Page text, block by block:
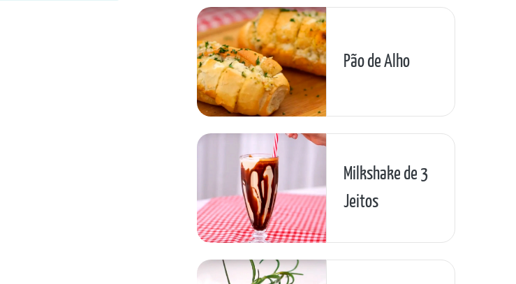
Pão de Alho
Milkshake de 3
Jeitos